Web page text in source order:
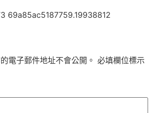
69a85ac5187759.19938812
電子郵件地址不會公開。 必填欄位標示